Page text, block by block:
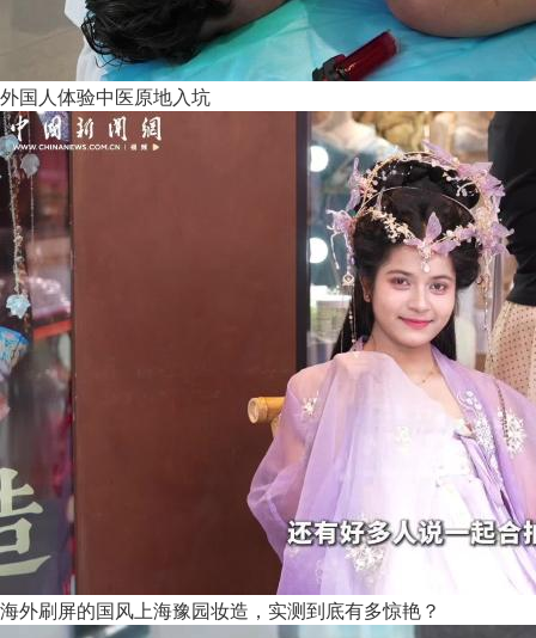
外国人体验中医原地入坑
海外刷屏的国风上海豫园妆造，实测到底有多惊艳？